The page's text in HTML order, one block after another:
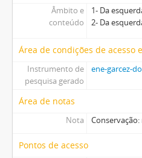
Âmbito e
conteúdo
1- Da
2- Da
Área de condições de acesso
Instrumento de
pesquisa gerado
ene-garcez-
Área de notas
Nota
Pontos de acesso